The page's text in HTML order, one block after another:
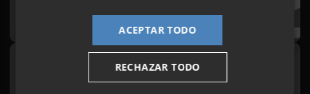
¡Quiero suscribirme!
Síguenos en redes
ACEPTAR TODO
RECHAZAR TODO